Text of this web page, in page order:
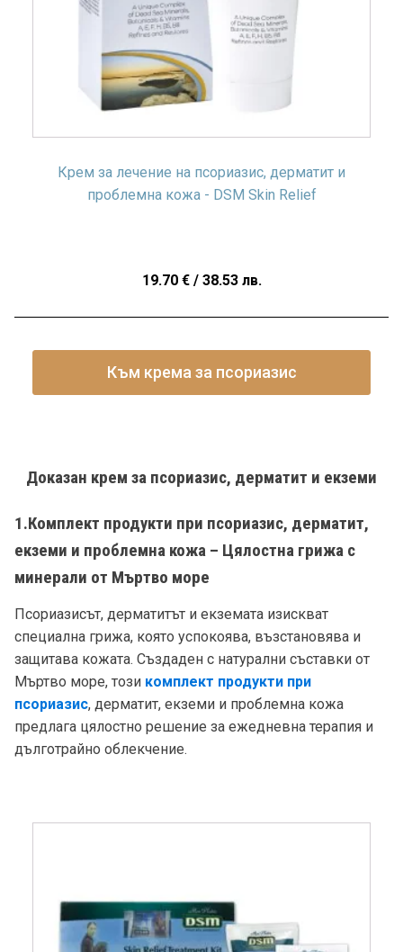
Крем за лечение на псориазис, дерматит и
проблемна кожа - DSM Skin Relief
19.70 €/ 38.53 лв.
Към крема за псориазис
Доказан крем за псориазис, дерматит и екземи
1.Комплект продукти при псориазис, дерматит,
екземи и проблемна кожа – Цялостна грижа с
минерали от Мъртво море
Псориазисът, дерматитът и екземата изискват
специална грижа, която успокоява, възстановява и
защитава кожата. Създаден с натурални съставки от
Мъртво море, този комплект продукти при
псориазис, дерматит, екземи и проблемна кожа
предлага цялостно решение за ежедневна терапия и
дълготрайно облекчение.